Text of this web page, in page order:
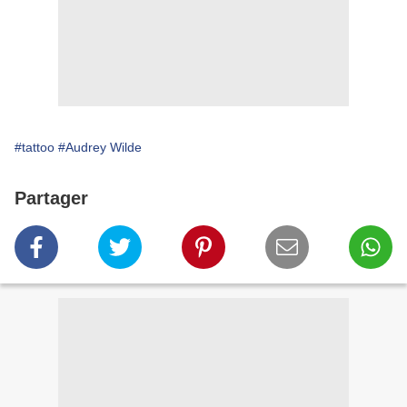
#tattoo #Audrey Wilde
Partager